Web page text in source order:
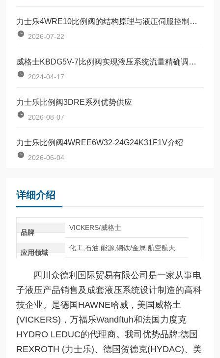
力士乐4WRE10比例阀的结构原理与液压伺服控制技术
2026-07-22
威格士KBDG5V-7比例阀实现液压系统流量精确调节的设备
2024-04-17
力士乐比例阀3DRE系列优势供应
2026-08-07
力士乐比例阀4WREE6W32-24G24K31F1V介绍
2026-06-04
详细介绍
品牌
VICKERS/威格士
应用领域
化工,石油,能源,钢铁/金属,航空航天
四川众德利国际贸易有限公司是一家从事电
子液压产品销售及成套液压系统设计制造的高科
技企业。是德国HAWNE哈威，美国威格土
(VICKERS)，万福乐Wandftuh和法国力度克
HYDRO LEDUC的代理商。我司优势品牌:德国
REXROTH (力士乐)、德国贺德克(HYDAC)、美